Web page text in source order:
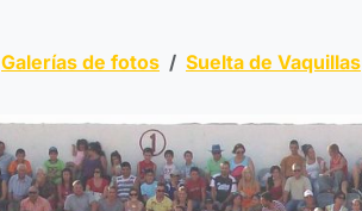
Galerías de fotos Suelta de Vaquillas